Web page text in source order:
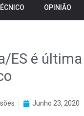
OPINIÃO
ES é
Junho 23, 2020